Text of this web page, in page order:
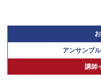
アンサンブ
講師